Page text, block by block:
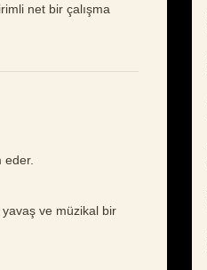
net bir çalışma
eder.
ve müzikal bir